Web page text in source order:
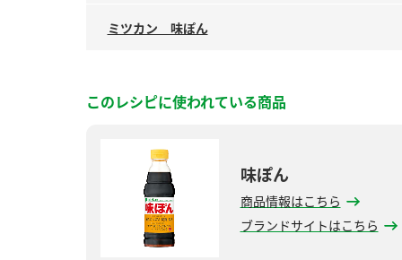
ミツカン 味ぽん
このレシピに使われている商品
味ぽん
商品情報はこちら
ブランドサイトはこちら